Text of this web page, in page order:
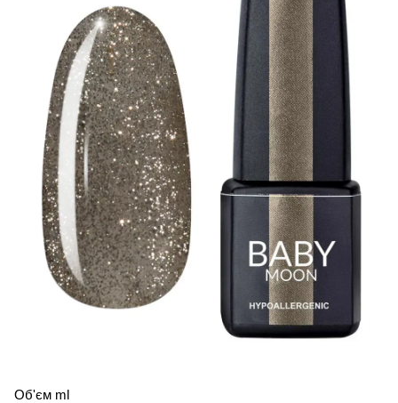
Об'єм ml